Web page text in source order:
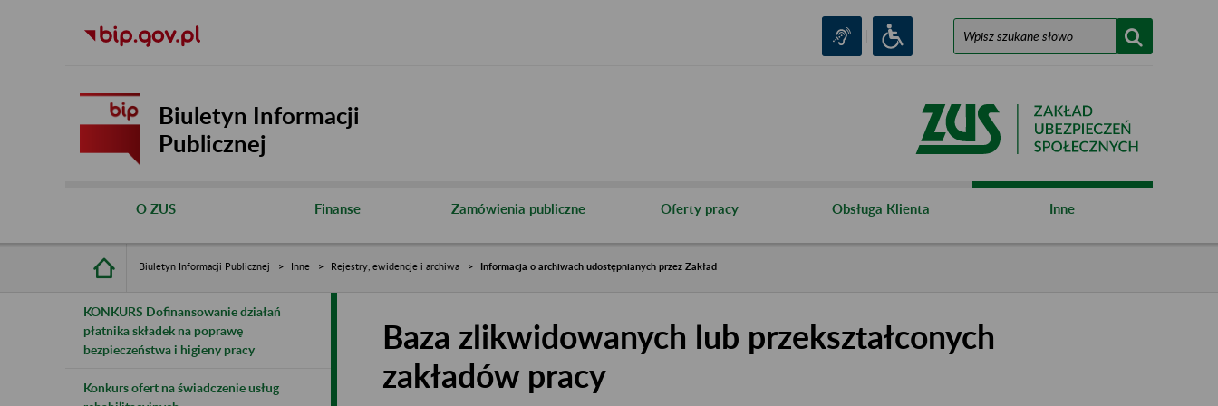
Biuletyn Informacji
Publicznej
O ZUS Finanse Zamówienia publiczne Oferty pracy Obsługa Klienta Inne
Biuletyn Informacji Publicznej Inne Rejestry, ewidencje i archiwa Informacja o archiwach udostępnianych przez Zakład
KONKURS Dofinansowanie działań
płatnika składek na poprawę
bezpieczeństwa i higieny pracy
Konkurs ofert na świadczenie usług
Baza zlikwidowanych lub przekształconych
zakładów pracy